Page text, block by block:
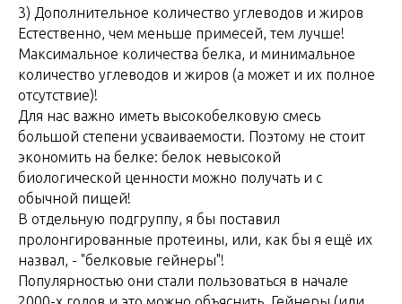
3) Дополнительное количество углеводов и жиров
Естественно, чем меньше примесей, тем лучше!
Максимальное количества белка, и минимальное
количество углеводов и жиров (а может и их полное
отсутствие)!
Для нас важно иметь высокобелковую смесь
большой степени усваиваемости. Поэтому не стоит
экономить на белке: белок невысокой
биологической ценности можно получать и с
обычной пищей!
В отдельную подгруппу, я бы поставил
пролонгированные протеины, или, как бы я ещё их
назвал, - "белковые гейнеры"!
Популярностью они стали пользоваться в начале